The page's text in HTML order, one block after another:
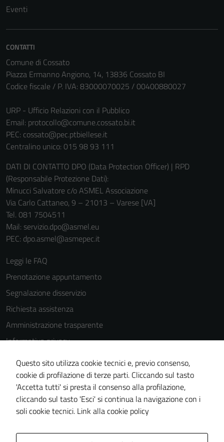
Eventi
CONTATTI
Comune di Cossato
Piazza Ermanno Angiono, 14, 13836 Cossato BI
Codice fiscale / P. IVA: 83000070025 / 00400880027
URP - Ufficio Relazioni con il Pubblico
Email: protocollo@comune.cossato.bi.it
PEC: cossato@pec.ptbiellese.it
Centralino unico: 015 98 93 111
DATI DI CONTATTO DPO (Data Protection Officer) | RPD
(Responsabile Protezione Dati):
Minucci Salvatore c/o ASMEL Associazione
Via Carlo Cattaneo, 9 – 21013 – Varese [VA]
Tel. 081 7504511
Mail: servizio.dpo@asmel.eu
PEC: dpo.asmel@asmepec.it
Leggi le FAQ
Prenotazione appuntamento
Segnalazione disservizio
Richiesta assistenza
Amministrazione trasparente
Informativa privacy
Cookie Policy
Note legali
Dichiarazione di accessibilità
Piano di miglioramento del sito
Questo sito utilizza cookie tecnici e, previo consenso,
cookie di profilazione di terze parti. Cliccando sul tasto
'Accetta tutti' si presta il consenso alla profilazione,
cliccando sul tasto 'Esci' si continua la navigazione con i
soli cookie tecnici. Link alla cookie policy
disabilitati.
personali.